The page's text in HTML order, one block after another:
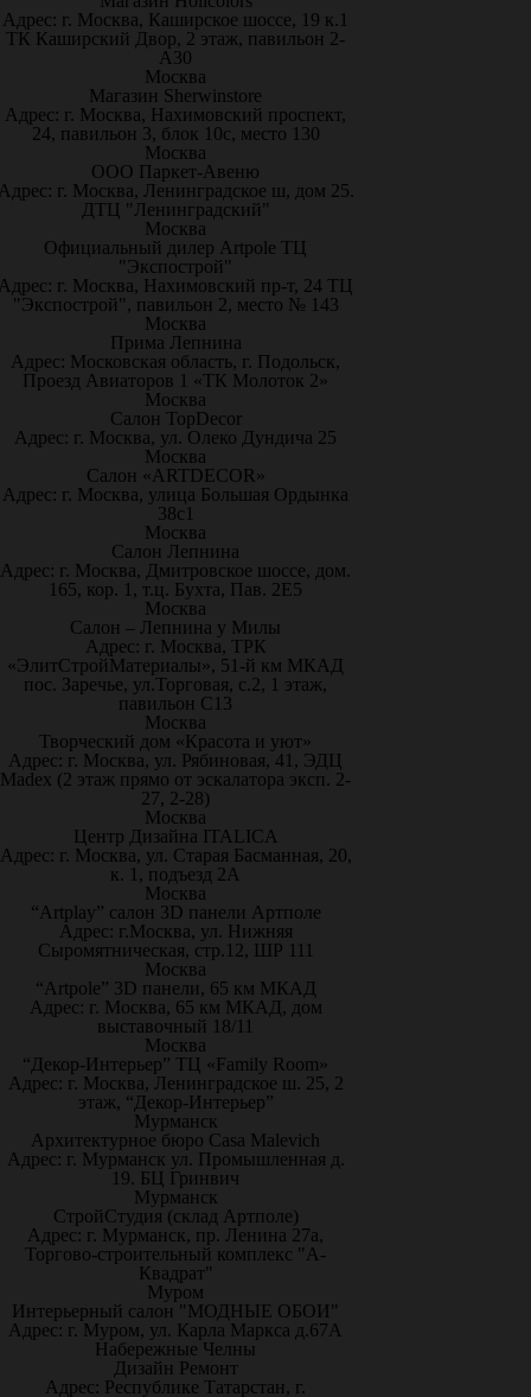
Адрес: г. Москва, Каширское шоссе, 19 к.1
ТК Каширский Двор, 2 этаж, павильон 2-
А30
Москва
Магазин Sherwinstore
Адрес: г. Москва, Нахимовский проспект,
24, павильон 3, блок 10с, место 130
Москва
ООО Паркет-Авeню
г. Москва, Ленинградское ш, дом 25.
ДТЦ "Ленинградский"
Москва
Официальный дилер Artpole ТЦ
"Экспострой"
г. Москва, Нахимовский пр-т, 24 ТЦ
"Экспострой", павильон 2, место № 143
Москва
Прима Лепнина
Адрес: Московская область, г. Подольск,
Проезд Авиаторов 1 «ТК Молоток 2»
Москва
Салон TopDecor
Адрес: г. Москва, ул. Олеко Дундича 25
Москва
Салон «ARTDECOR»
Адрес: г. Москва, улица Большая Ордынка
38с1
Москва
Салон Лепнина
Адрес: г. Москва, Дмитровское шоссе, дом.
165, кор. 1, т.ц. Бухта, Пав. 2Е5
Москва
Салон – Лепнина у Милы
Адрес: г. Москва, ТРК
«ЭлитСтройМатериалы», 51-й км МКАД
пос. Заречье, ул.Торговая, с.2, 1 этаж,
павильон С13
Москва
Творческий дом «Красота и уют»
Адрес: г. Москва, ул. Рябиновая, 41, ЭДЦ
Madex (2 этаж прямо от эскалатора эксп. 2-
27, 2-28)
Москва
Центр Дизайна ITALICA
Адрес: г. Москва, ул. Старая Басманная, 20,
к. 1, подъезд 2А
Москва
“Artplay” салон 3D панели Артполе
Адрес: г.Москва, ул. Нижняя
Сыромятническая, стр.12, ШР 111
Москва
“Artpole” 3D панели, 65 км МКАД
Адрес: г. Москва, 65 км МКАД, дом
выставочный 18/11
Москва
“Декор-Интерьер” ТЦ «Family Room»
Адрес: г. Москва, Ленинградское ш. 25, 2
этаж, “Декор-Интерьер”
Мурманск
Архитектурное бюро Casa Malevich
Адрес: г. Мурманск ул. Промышленная д.
19. БЦ Гринвич
Мурманск
СтройСтудия (склад Артполе)
Адрес: г. Мурманск, пр. Ленина 27а,
Торгово-строительный комплекс "А-
Квадрат"
Муром
Интерьерный салон "МОДНЫЕ ОБОИ"
Адрес: г. Муром, ул. Карла Маркса д.67А
Набережные Челны
Дизайн Ремонт
Адрес: Республике Татарстан, г.